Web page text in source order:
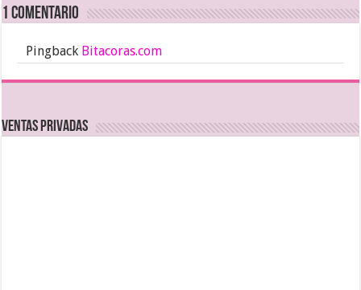
1 comentario
Pingback Bitacoras.com
Ventas Privadas